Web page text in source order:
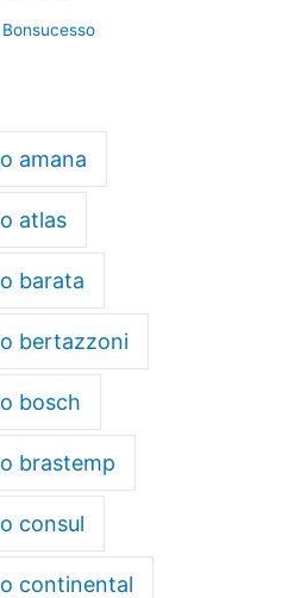
amana
atlas
barata
bertazzoni
bosch
brastemp
consul
continental